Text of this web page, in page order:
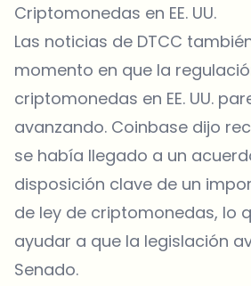
Criptomonedas en EE. UU.
Las noticias de DTCC
momento en que la
criptomonedas en EE. UU.
avanzando. Coinbase dijo
se había llegado a un
disposición clave de un
de ley de criptomonedas, lo
ayudar a que la legislación
Senado.